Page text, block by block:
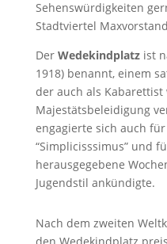
Sehenswürdigkeiten
Stadtviertel
Der Wedekindplatzist
1918) benannt, einem
der auch als
Majestätsbeleidigung
engagierte sich auch
“Simplicisssimus” und
herausgegebene
Jugendstil ankündigte.
Nach dem zweiten